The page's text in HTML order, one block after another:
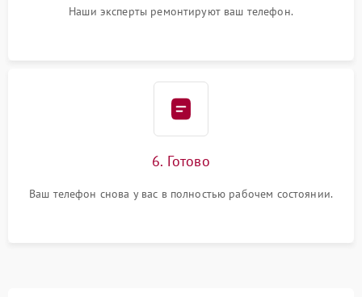
Наши эксперты ремонтируют ваш телефон.
6. Готово
Ваш телефон снова у вас в полностью рабочем состоянии.